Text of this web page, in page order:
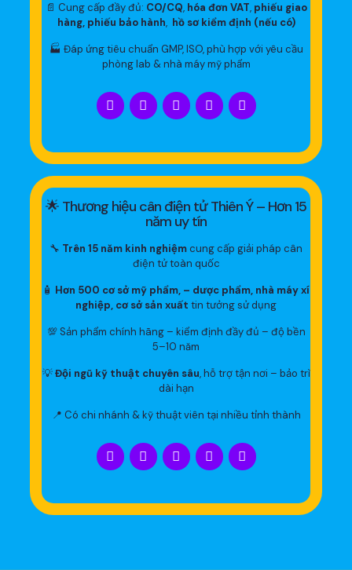
📄 Cung cấp đầy đủ: CO/CQ, hóa đơn VAT, phiếu giao
hàng, phiếu bảo hành, hồ sơ kiểm định (nếu có)
🏭 Đáp ứng tiêu chuẩn GMP, ISO, phù hợp với yêu cầu
phòng lab & nhà máy mỹ phẩm
🌟 Thương hiệu cân điện tử Thiên Ý – Hơn 15
năm uy tín
🔧 Trên 15 năm kinh nghiệmcung cấp giải pháp cân
điện tử toàn quốc
🧴 Hơn 500 cơ sở mỹ phẩm, – dược phẩm, nhà máy xí
nghiệp, cơ sở sản xuất tin tưởng sử dụng
💯 Sản phẩm chính hãng – kiểm định đầy đủ – độ bền
5–10 năm
💡Đội ngũ kỹ thuật chuyên sâu, hỗ trợ tận nơi – bảo trì
dài hạn
📍 Có chi nhánh & kỹ thuật viên tại nhiều tỉnh thành